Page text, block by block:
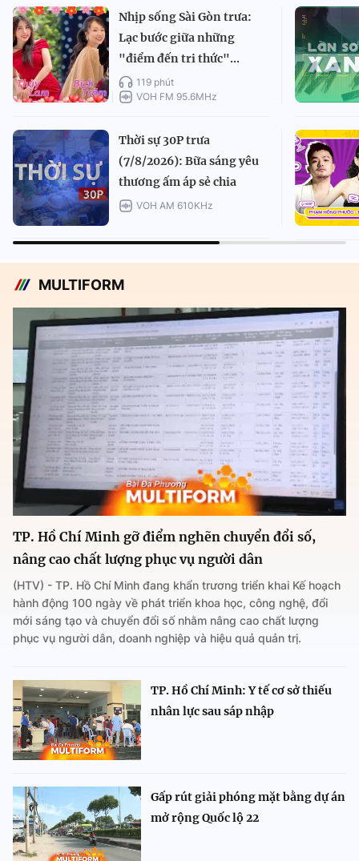
Nhịp sống Sài Gòn trưa:
Lạc bước giữa những
"điểm đến tri thức"...
119 phút
VOH FM 95.6MHz
Thời sự 30P trưa
(7/8/2026): Bữa sáng yêu
thương ấm áp sẻ chia
VOH AM 610KHz
MULTIFORM
TP. Hồ Chí Minh gỡ điểm nghẽn chuyển đổi số,
nâng cao chất lượng phục vụ người dân
(HTV) - TP. Hồ Chí Minh đang khẩn trương triển khai Kế hoạch
hành động 100 ngày về phát triển khoa học, công nghệ, đổi
mới sáng tạo và chuyển đổi số nhằm nâng cao chất lượng
phục vụ người dân, doanh nghiệp và hiệu quả quản trị.
TP. Hồ Chí Minh: Y tế cơ sở thiếu
nhân lực sau sáp nhập
Gấp rút giải phóng mặt bằng dự án
mở rộng Quốc lộ 22